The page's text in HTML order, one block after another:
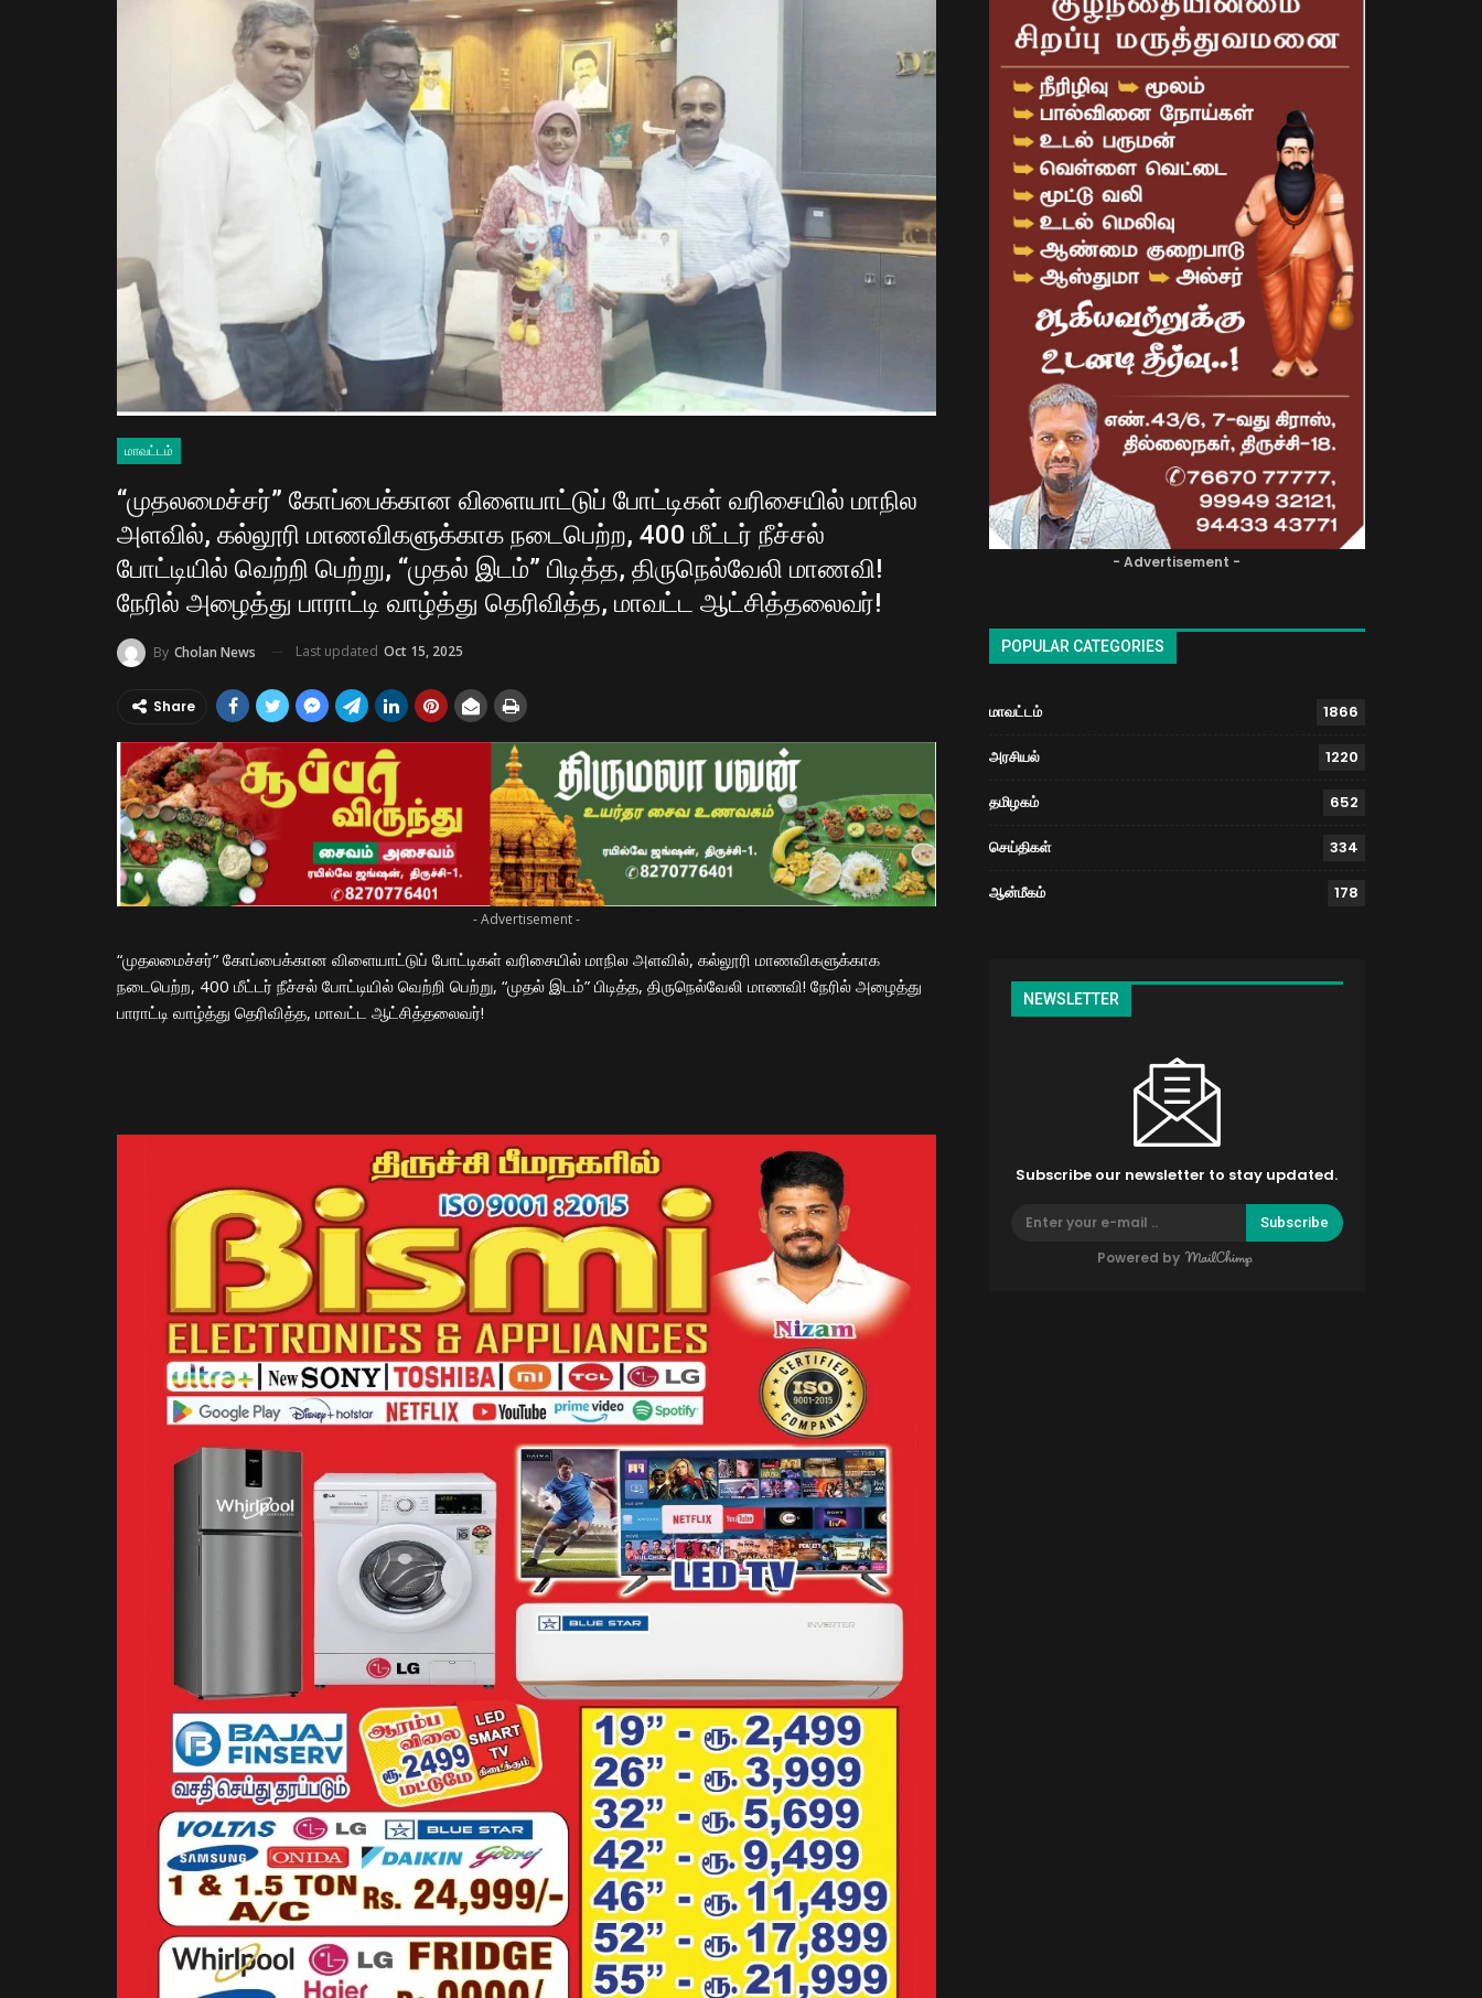
மாவட்டம்
“முதலமைச்சர்” கோப்பைக்கான விளையாட்டுப் போட்டிகள் வரிசையில் மாநில
அளவில், கல்லூரி மாணவிகளுக்காக நடைபெற்ற, 400 மீட்டர் நீச்சல்
போட்டியில் வெற்றி பெற்று, “முதல் இடம்” பிடித்த, திருநெல்வேலி மாணவி!
நேரில் அழைத்து பாராட்டி வாழ்த்து தெரிவித்த, மாவட்ட ஆட்சித்தலைவர்!
By Cholan News Last updated Oct 15, 2025
Share
- Advertisement -
“முதலமைச்சர்” கோப்பைக்கான விளையாட்டுப் போட்டிகள் வரிசையில் மாநில அளவில், கல்லூரி மாணவிகளுக்காக
நடைபெற்ற, 400 மீட்டர் நீச்சல் போட்டியில் வெற்றி பெற்று, “முதல் இடம்” பிடித்த, திருநெல்வேலி மாணவி! நேரில் அழைத்து
பாராட்டி வாழ்த்து தெரிவித்த, மாவட்ட ஆட்சித்தலைவர்!
- Advertisement -
POPULAR CATEGORIES
மாவட்டம் 1866
அரசியல் 1220
தமிழகம் 652
செய்திகள் 334
ஆன்மீகம் 178
NEWSLETTER
Subscribe our newsletter to stay updated.
Subscribe
Powered by